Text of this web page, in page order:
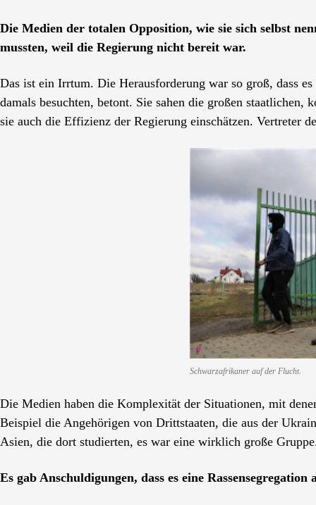
Die Medien der totalen Opposition, wie sie sich selbst
mussten, weil die Regierung nicht bereit war.
Das ist ein Irrtum. Die Herausforderung war so groß, dass
damals besuchten, betont. Sie sahen die großen
sie auch die Effizienz der Regierung einschätzen. Vertreter
Schwarzafrikaner auf der Flucht.
Die Medien haben die Komplexität der Situationen, mit
Beispiel die Angehörigen von Drittstaaten, die aus der
Asien, die dort studierten, es war eine wirklich große
Es gab Anschuldigungen, dass es eine